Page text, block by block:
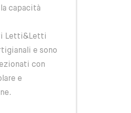
capacità
Letti&Letti
e sono
con
e